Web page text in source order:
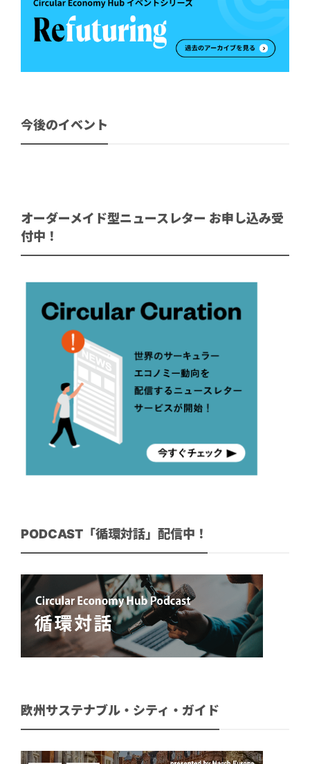
今後のイベント
オーダーメイド型ニュースレター お申し込み受
付中！
PODCAST「循環対話」配信中！
欧州サステナブル・シティ・ガイド